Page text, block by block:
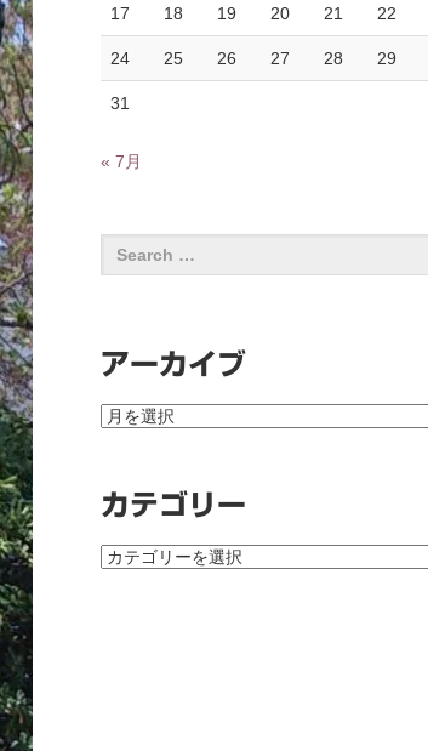
17 18 19 20 21 22
24 25 26 27 28 29
31
« 7月
アーカイブ
ア
イ
ブ
カテゴリー
カ